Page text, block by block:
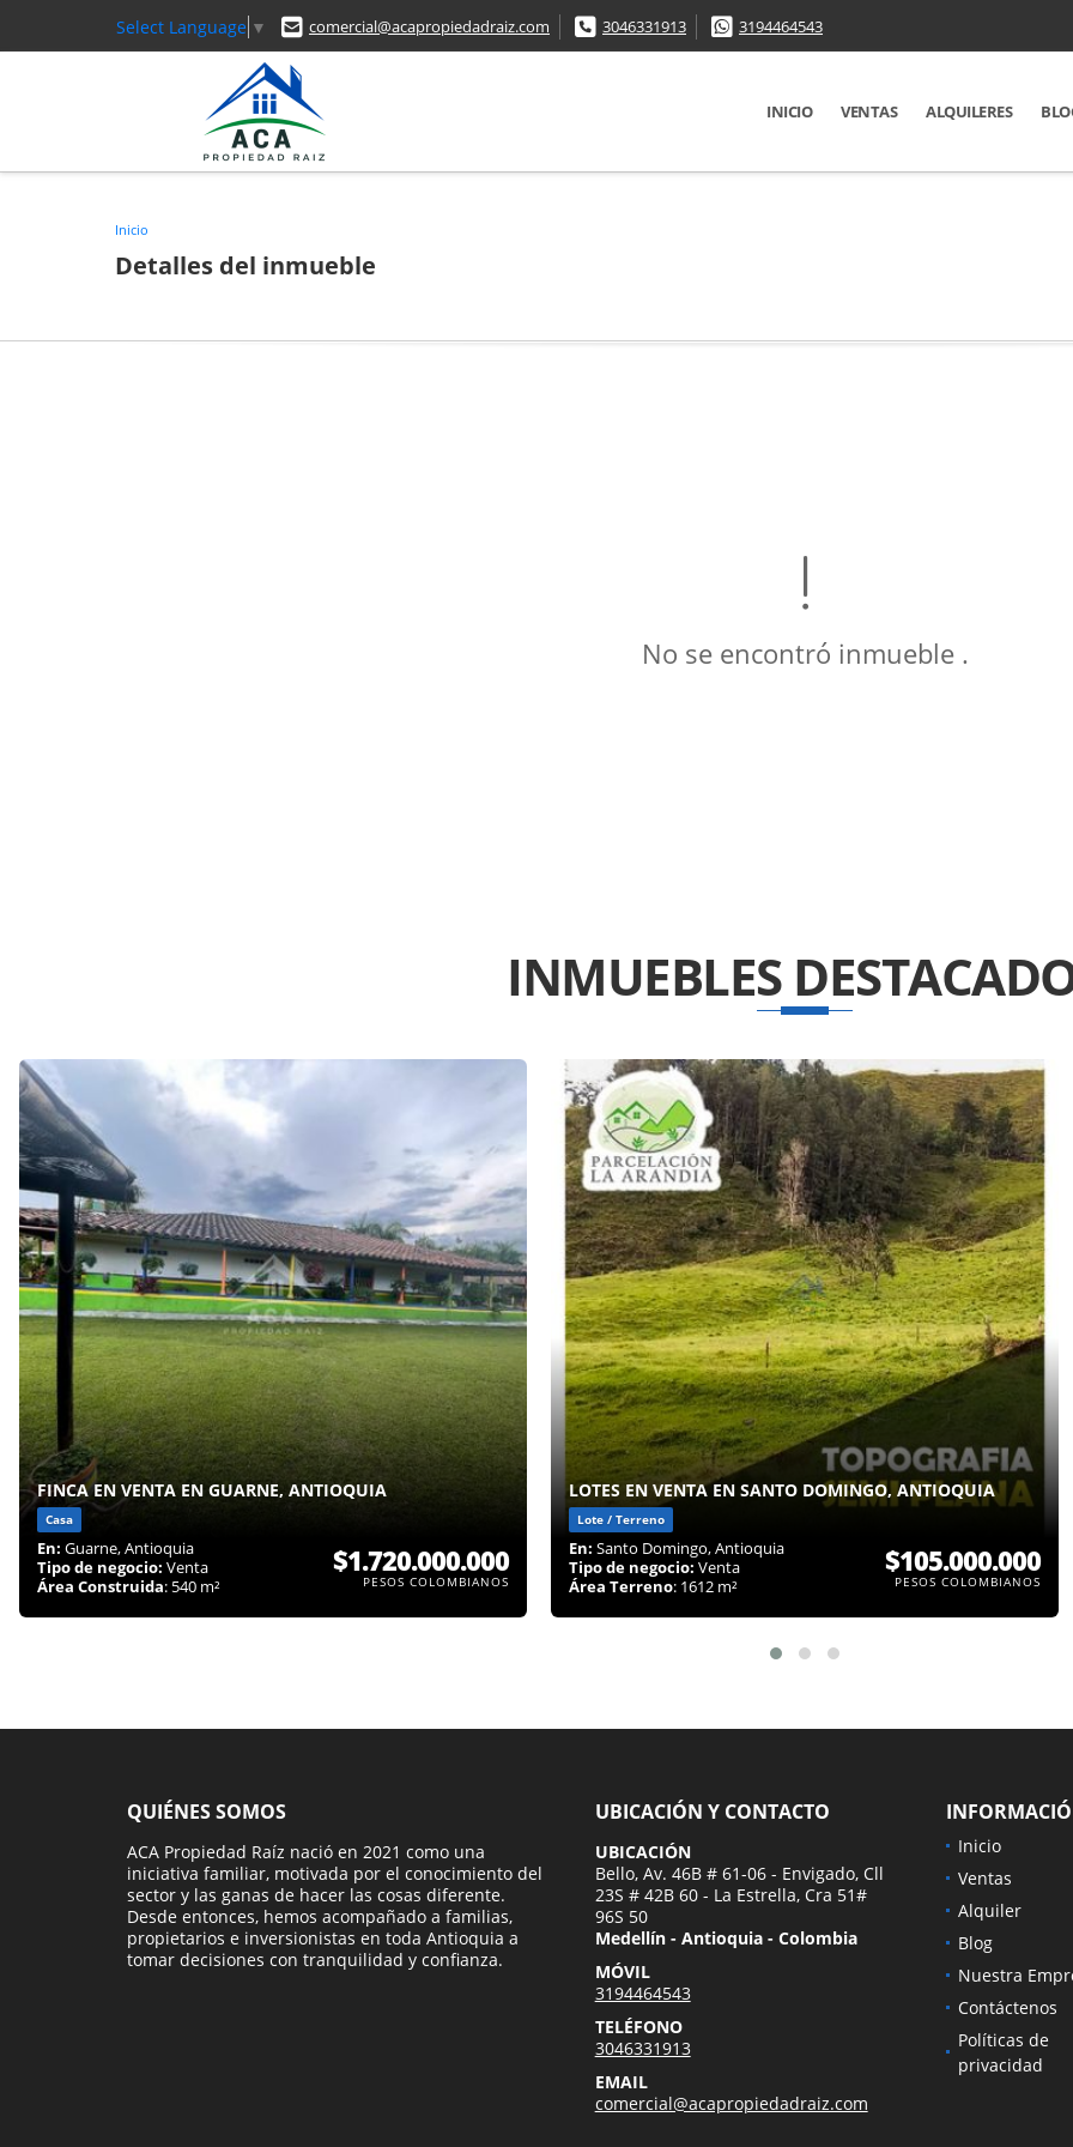
Select Language ▼ comercial@acapropiedadraiz.com 3046331913 3194464543
INICIO VENTAS ALQUILERES
Inicio
Detalles del inmueble
No se encontró inmueble .
INMUEBLES
FINCA EN VENTA EN GUARNE, ANTIOQUIA
Casa
En: Guarne, Antioquia
Tipo de negocio: Venta
Área Construida: 540 m²
$1.720.000.000
PESOS COLOMBIANOS
LOTES EN VENTA EN SANTO DOMINGO, ANTIOQUIA
Lote / Terreno
En: Santo Domingo, Antioquia
Tipo de negocio: Venta
Área Terreno: 1612 m²
$105.000.000
PESOS COLOMBIANOS
QUIÉNES SOMOS
ACA Propiedad Raíz nació en 2021 como una
iniciativa familiar, motivada por el conocimiento del
sector y las ganas de hacer las cosas diferente.
Desde entonces, hemos acompañado a familias,
propietarios e inversionistas en toda Antioquia a
tomar decisiones con tranquilidad y confianza.
UBICACIÓN Y CONTACTO
UBICACIÓN
Bello, Av. 46B # 61-06 - Envigado, Cll
23S # 42B 60 - La Estrella, Cra 51#
96S 50
Medellín - Antioquia - Colombia
MÓVIL
3194464543
TELÉFONO
3046331913
EMAIL
comercial@acapropiedadraiz.com
Inicio
Ventas
Alquiler
Blog
Nuestra
Contáctenos
Políticas de
privacidad